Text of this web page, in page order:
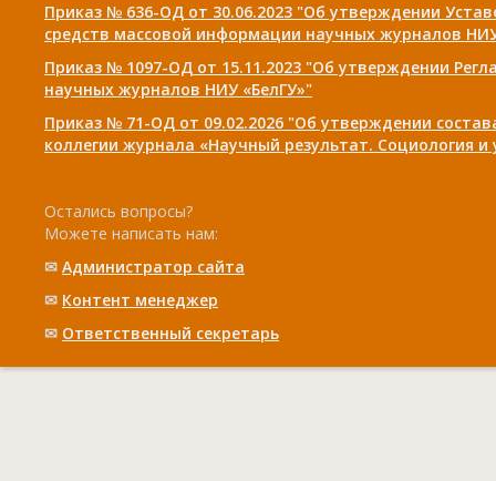
Приказ № 636-ОД от 30.06.2023 "Об утверждении
средств массовой информации научных журналов
Приказ № 1097-ОД от 15.11.2023 "Об утверждении
научных журналов НИУ «БелГУ»"
Приказ № 71-ОД от 09.02.2026 "Об утверждении
коллегии журнала «Научный результат. Социология и
Остались вопросы?
Можете написать нам:
✉ Администратор сайта
✉ Контент менеджер
✉ Ответственный cекретарь